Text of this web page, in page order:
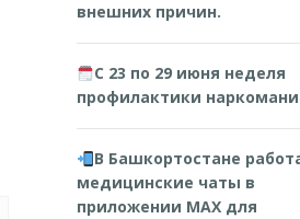
внешних причин.
С 23 по 29 июня неделя
профилактики
В Башкортостане
медицинские чаты в
приложении MAX для